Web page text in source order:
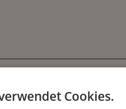
Oligosaccharide)
die Entwicklung einer
Cookies.